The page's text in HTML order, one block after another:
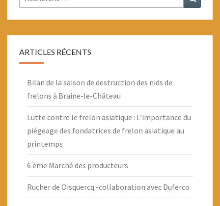
ARTICLES RÉCENTS
Bilan de la saison de destruction des nids de
frelons à Braine-le-Château
Lutte contre le frelon asiatique : L’importance du
piégeage des fondatrices de frelon asiatique au
printemps
6 ème Marché des producteurs
Rucher de Oisquercq -collaboration avec Duferco